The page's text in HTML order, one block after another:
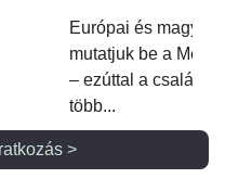
Európai és magyar
mutatjuk be a
– ezúttal a családi
több...
>